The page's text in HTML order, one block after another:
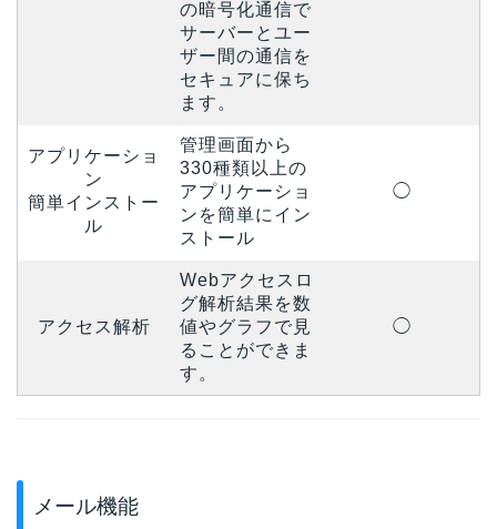
の暗号化通信で
サーバーとユー
ザー間の通信を
セキュアに保ち
ます。
アプリケーショ
ン
簡単インストー
ル
管理画面から
330種類以上の
アプリケーショ
ンを簡単にイン
ストール
◯
アクセス解析
Webアクセスロ
グ解析結果を数
値やグラフで見
ることができま
す。
◯
メール機能